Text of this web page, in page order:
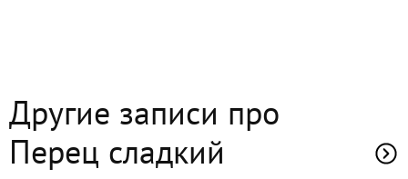
Другие записи про
Перец сладкий